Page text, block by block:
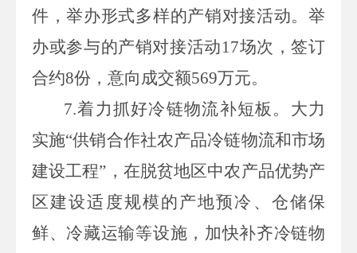
件，举办形式多样的产销对接活动。举
办或参与的产销对接活动17场次，签订
合约8份，意向成交额569万元。
7.着力抓好冷链物流补短板。大力
实施“供销合作社农产品冷链物流和市场
建设工程”，在脱贫地区中农产品优势产
区建设适度规模的产地预冷、仓储保
鲜、冷藏运输等设施，加快补齐冷链物